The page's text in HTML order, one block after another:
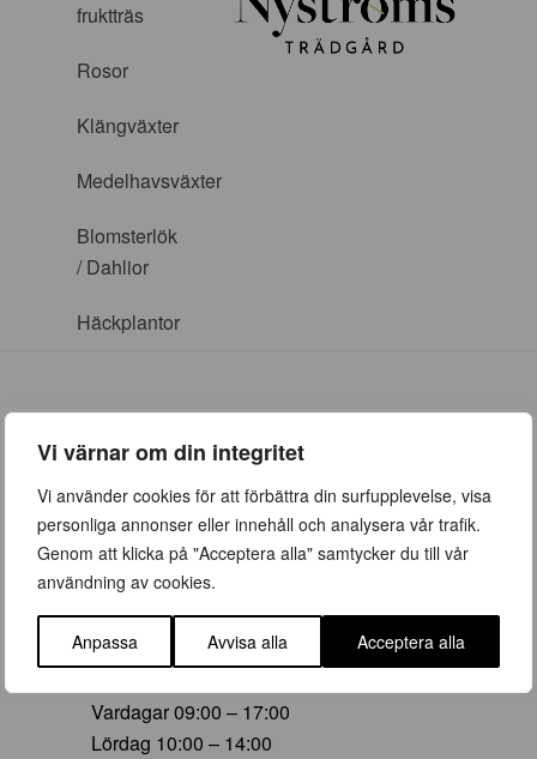
Vi värnar om din integritet
Vi använder cookies för att förbättra din surfupplevelse, visa
personliga annonser eller innehåll och analysera vår trafik.
Genom att klicka på "Acceptera alla" samtycker du till vår
användning av cookies.
Anpassa Avvisa alla Acceptera alla
fruktträs
Rosor
Klängväxter
Medelhavsväxter
Blomsterlök
/ Dahlior
Häckplantor
ÖPPETTIDER
Vår (23 mars – 28 juni)
Vardagar 09:00 – 19:00
Lördag 10:00 – 16:00
Söndag/helgdag 10:00 – 16:00
Vardagar 09:00 – 17:00
Lördag 10:00 – 14:00